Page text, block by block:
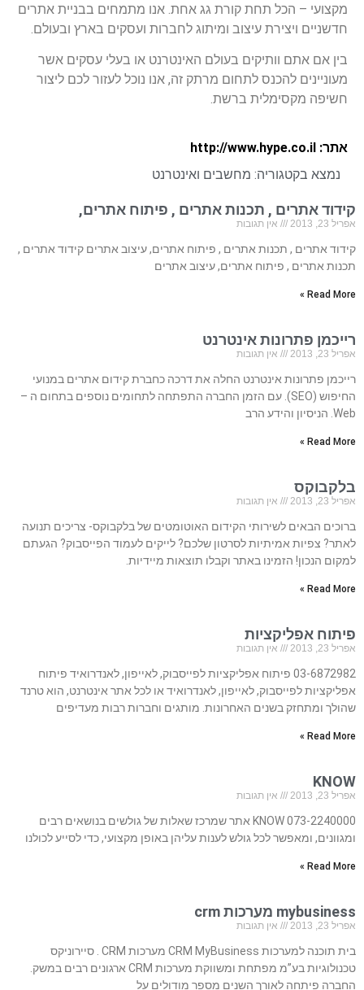
מקצועי – הכל תחת קורת גג אחת. אנו מתמחים בבניית אתרים
חדשניים ויצירת עיצוב ומיתוג לחברות ועסקים בארץ ובעולם.
בין אם אתם וותיקים בעולם האינטרנט או בעלי עסקים אשר
מעוניינים להכנס לתחום מרתק זה, אנו נוכל לעזור לכם ליצור
חשיפה מקסימלית ברשת.
אתר: http://www.hype.co.il
נמצא בקטגוריה: מחשבים ואינטרנט
קידוד אתרים , תכנות אתרים , פיתוח אתרים,
אפריל 23, 2013 אין תגובות
קידוד אתרים , תכנות אתרים , פיתוח אתרים, עיצוב אתרים קידוד אתרים ,
תכנות אתרים , פיתוח אתרים, עיצוב אתרים
Read More »
רייכמן פתרונות אינטרנט
אפריל 23, 2013 אין תגובות
רייכמן פתרונות אינטרנט החלה את דרכה כחברת קידום אתרים במנועי
החיפוש (SEO). עם הזמן החברה התפתחה לתחומים נוספים בתחום ה –
Web. הניסיון והידע הרב
Read More »
בלקבוקס
אפריל 23, 2013 אין תגובות
ברוכים הבאים לשירותי הקידום האוטומטים של בלקבוקס- צריכים תנועה
לאתר? צפיות אמיתיות לסרטון שלכם? לייקים לעמוד הפייסבוק? הגעתם
למקום הנכון! הזמינו באתר וקבלו תוצאות מיידיות.
Read More »
פיתוח אפליקציות
אפריל 23, 2013 אין תגובות
03-6872982 פיתוח אפליקציות לפייסבוק, לאייפון, לאנדרואיד פיתוח
אפליקציות לפייסבוק, לאייפון, לאנדרואיד או לכל אתר אינטרנט, הוא טרנד
שהולך ומתחזק בשנים האחרונות. מותגים וחברות רבות מעדיפים
Read More »
KNOW
אפריל 23, 2013 אין תגובות
073-2240000 KNOW אתר שמרכז שאלות של גולשים בנושאים רבים
ומגוונים, ומאפשר לכל גולש לענות עליהן באופן מקצועי, כדי לסייע לכולנו
Read More »
mybusiness מערכות crm
אפריל 23, 2013 אין תגובות
בית תוכנה למערכות CRM MyBusiness מערכות CRM . סיירוניקס
טכנולוגיות בע”מ מפתחת ומשווקת מערכות CRM ארגונים רבים במשק.
החברה פיתחה לאורך השנים מספר מודולים על